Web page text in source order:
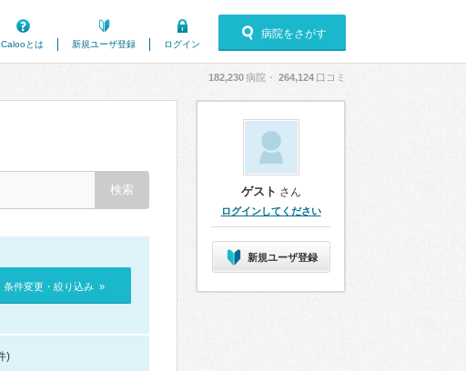
Calooとは
新規ユーザ登録 ログイン
病院をさがす
182,230病院・ 264,124 口コミ
条件変更・絞り込み »
)
ゲスト さん
ログインしてください
新規ユーザ登録